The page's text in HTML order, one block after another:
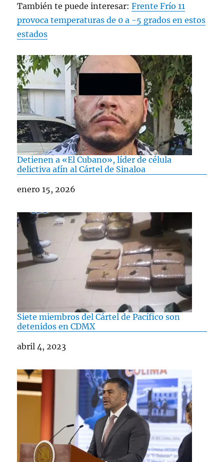
También te puede interesar:Frente Frío 11
provoca temperaturas de 0 a -5 grados en estos
estados
Detienen a «El Cubano», líder de célula
delictiva afín al Cártel de Sinaloa
Fecha
enero 15, 2026
Siete miembros del Cártel de Pacífico son
detenidos en CDMX
Fecha
abril 4, 2023